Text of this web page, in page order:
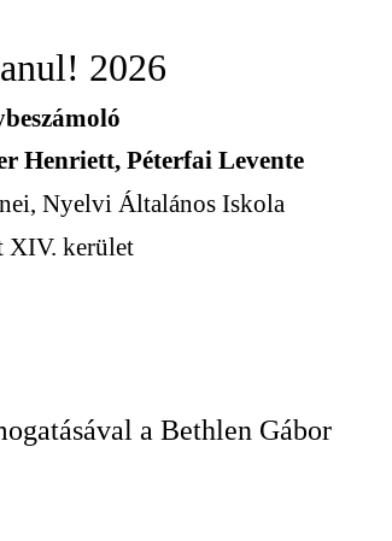
2026
Henriett, Péterfai Levente
Nyelvi Általános Iskola
XIV. kerület
a Bethlen Gábor